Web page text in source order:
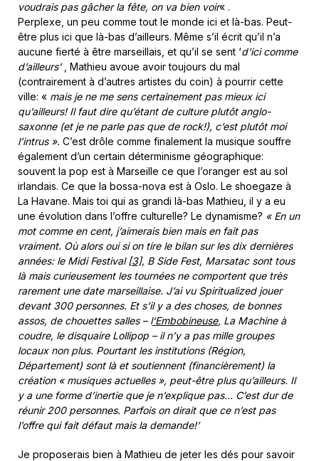
voudrais pas gâcher la fête, on va bien voir« .
Perplexe, un peu comme tout le monde ici et là-bas. Peut-
être plus ici que là-bas d’ailleurs. Même s’il écrit qu’il n’a
aucune fierté à être marseillais, et qu’il se sent ‘d’ici comme
d’ailleurs’ , Mathieu avoue avoir toujours du mal
(contrairement à d’autres artistes du coin) à pourrir cette
ville: « mais je ne me sens certainement pas mieux ici
qu’ailleurs! Il faut dire qu’étant de culture plutôt anglo-
saxonne (et je ne parle pas que de rock!), c’est plutôt moi
l’intrus ». C’est drôle comme finalement la musique souffre
également d’un certain déterminisme géographique:
souvent la pop est à Marseille ce que l’oranger est au sol
irlandais. Ce que la bossa-nova est à Oslo. Le shoegaze à
La Havane. Mais toi qui as grandi là-bas Mathieu, il y a eu
une évolution dans l’offre culturelle? Le dynamisme? « En un
mot comme en cent, j’aimerais bien mais en fait pas
vraiment. Où alors oui si on tire le bilan sur les dix dernières
années: le Midi Festival [3], B Side Fest, Marsatac sont tous
là mais curieusement les tournées ne comportent que très
rarement une date marseillaise. J’ai vu Spiritualized jouer
devant 300 personnes. Et s’il y a des choses, de bonnes
assos, de chouettes salles – l‘Embobineuse, La Machine à
coudre, le disquaire Lollipop – il n’y a pas mille groupes
locaux non plus. Pourtant les institutions (Région,
Département) sont là et soutiennent (financièrement) la
création « musiques actuelles », peut-être plus qu’ailleurs. Il
y a une forme d’inertie que je n’explique pas… C’est dur de
réunir 200 personnes. Parfois on dirait que ce n’est pas
l’offre qui fait défaut mais la demande!’
Je proposerais bien à Mathieu de jeter les dés pour savoir